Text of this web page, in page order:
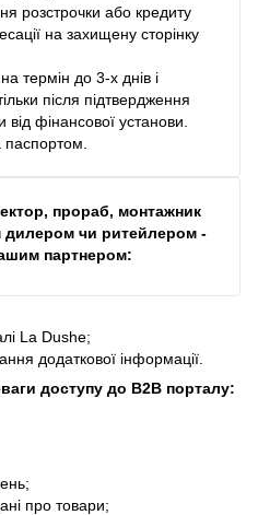
розстрочки або кредиту
на захищену сторінку
термін до 3-х днів і
після підтвердження
фінансової установи.
прораб, монтажник
чи ритейлером -
партнером:
La Dushe;
додаткової інформації.
доступу до В2В порталу:
про товари;